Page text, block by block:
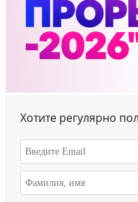
Хотите регулярно